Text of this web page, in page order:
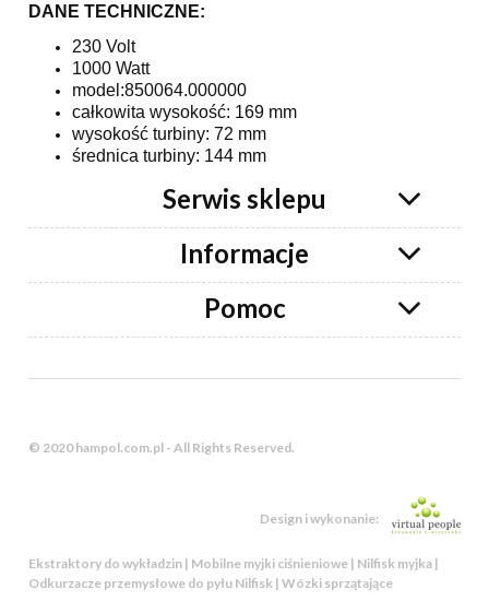
DANE TECHNICZNE:
230 Volt
1000 Watt
model:850064.000000
całkowita wysokość: 169 mm
wysokość turbiny: 72 mm
średnica turbiny: 144 mm
Serwis sklepu
Informacje
Pomoc
© 2020 hampol.com.pl - All Rights Reserved.
Design i wykonanie:
Ekstraktory do wykładzin | Mobilne myjki ciśnieniowe | Nilfisk myjka |
Odkurzacze przemysłowe do pyłu Nilfisk | Wózki sprzątające